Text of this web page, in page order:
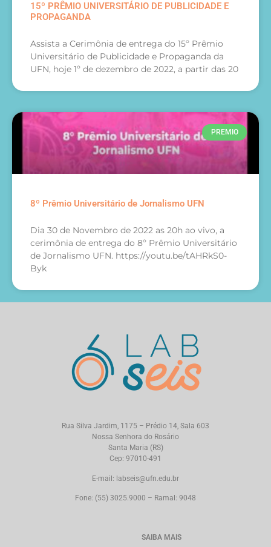
15º PRÊMIO UNIVERSITÁRIO DE PUBLICIDADE E
PROPAGANDA
Assista a Cerimônia de entrega do 15º Prêmio
Universitário de Publicidade e Propaganda da
UFN, hoje 1º de dezembro de 2022, a partir das 20
PREMIO
8º Prêmio Universitário de Jornalismo UFN
Dia 30 de Novembro de 2022 as 20h ao vivo, a
cerimônia de entrega do 8º Prêmio Universitário
de Jornalismo UFN. https://youtu.be/tAHRkS0-
Byk
Rua Silva Jardim, 1175 – Prédio 14, Sala 603
Nossa Senhora do Rosário
Santa Maria (RS)
Cep: 97010-491
E-mail: labseis@ufn.edu.br
Fone: (55) 3025.9000 – Ramal: 9048
SAIBA MAIS